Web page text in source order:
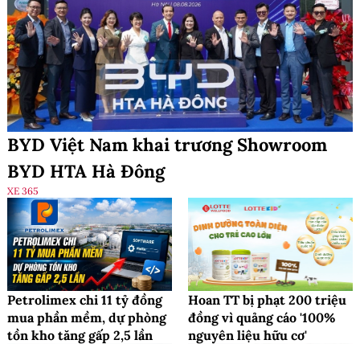
BYD Việt Nam khai trương Showroom
BYD HTA Hà Đông
XE 365
Petrolimex chi 11 tỷ đồng
mua phần mềm, dự phòng
tồn kho tăng gấp 2,5 lần
Hoan TT bị phạt 200 triệu
đồng vì quảng cáo '100%
nguyên liệu hữu cơ'